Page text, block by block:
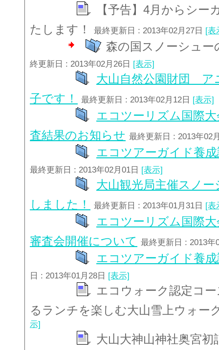
【予告】4月からシ
たします！
最終更新日 : 2013年02月27日 [表
森の国スノーシュ
終更新日 : 2013年02月26日 [表示]
大山自然公園財団 ア
子です！
最終更新日 : 2013年02月12日 [表示]
エコツーリズム国際
査結果のお知らせ 最終更新日 : 2013年02
エコツアーガイド養
最終更新日 : 2013年02月01日 [表示]
大山観光局主催スノ
しました！
最終更新日 : 2013年01月31日 [表
エコツーリズム国際
審査会開催について 最終更新日 : 2013
エコツアーガイド養
日 : 2013年01月28日 [表示]
エコウォーク認定コ
るランチを楽しむ大山雪上ウォー
示]
大山大神山神社奥宮